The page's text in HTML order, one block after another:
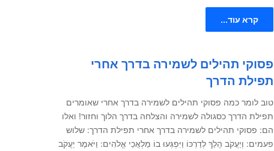
קרא עוד...
פסוקי תהילים לשמירה בדרך אחרי
תפילת הדרך
טוב לומר כמה פסוקי תהילים לשמירה בדרך אחרי שאומרים
תפילת הדרך כסגולה לשמירה והצלחה בדרך הלוך וחזור! ואלו
הם: פסוקי תהילים לשמירה בדרך אחרי תפילת הדרך: שלוש
פעמים: וְיַעֲקֹב הָלַךְ לְדַרְכּוֹ וַיִּפְגְּעוּ בוֹ מַלְאֲכֵי אֱלֹהִים: וַיֹּאמֶר יַעֲקֹב